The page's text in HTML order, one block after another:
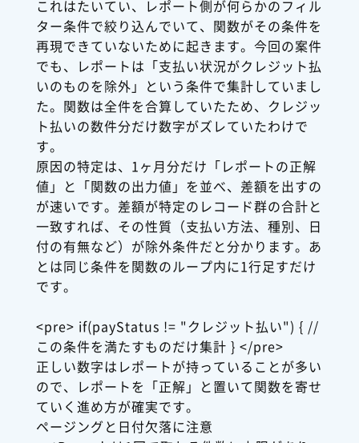
これはたいてい、レポート側が何らかのフィル
ター条件で絞り込んでいて、関数がその条件を
再現できていないために起きます。今回の案件
でも、レポートは「支払い状況がクレジット払
いのものを除外」という条件で集計していまし
た。関数は全件を合算していたため、クレジッ
ト払いの数件分だけ数字がズレていたわけで
す。
原因の特定は、1ヶ月分だけ「レポートの正解
値」と「関数の出力値」を並べ、差額を出すの
が速いです。差額が特定のレコード群の合計と
一致すれば、その性質（支払い方法、種別、日
付の有無など）が除外条件だと分かります。あ
とは同じ条件を関数のループ内に1行足すだけ
です。
<pre> if(payStatus != "クレジット払い") { //
この条件を満たすものだけ集計 } </pre>
正しい数字はレポートが持っていることが多い
ので、レポートを「正解」と置いて関数を寄せ
ていく進め方が確実です。
ページングと日付欠落に注意